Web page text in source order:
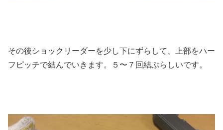
その後ショックリーダーを少し下にずらして、上部をハー
フピッチで結んでいきます。５〜７回結ぶらしいです。